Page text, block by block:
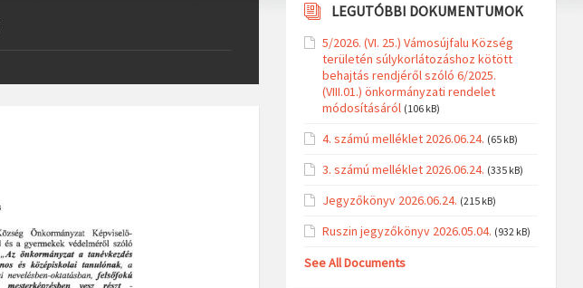
LEGUTÓBBI DOKUMENTUMOK
5/2026. (VI. 25.) Vámosújfalu Község
területén súlykorlátozáshoz kötött
behajtás rendjéről szóló 6/2025.
(VIII.01.) önkormányzati rendelet
módosításáról (106 kB)
4. számú melléklet 2026.06.24. (65 kB)
3. számú melléklet 2026.06.24. (335 kB)
Jegyzőkönyv 2026.06.24. (215 kB)
Ruszin jegyzőkönyv 2026.05.04. (932 kB)
See All Documents